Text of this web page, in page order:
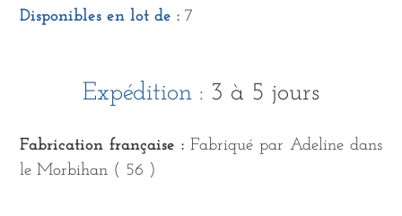
Disponibles en lot de : 7
Expédition : 3 à 5 jours
Fabrication française : Fabriqué par Adeline dans
le Morbihan ( 56 )